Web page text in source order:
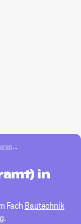
in
Fach Bautechnik